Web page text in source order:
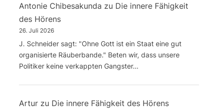
Antonie Chibesakunda zu Die innere Fähigkeit
des Hörens
26. Juli 2026
J. Schneider sagt: "Ohne Gott ist ein Staat eine gut
organisierte Räuberbande." Beten wir, dass unsere
Politiker keine verkappten Gangster…
Artur zu Die innere Fähigkeit des Hörens